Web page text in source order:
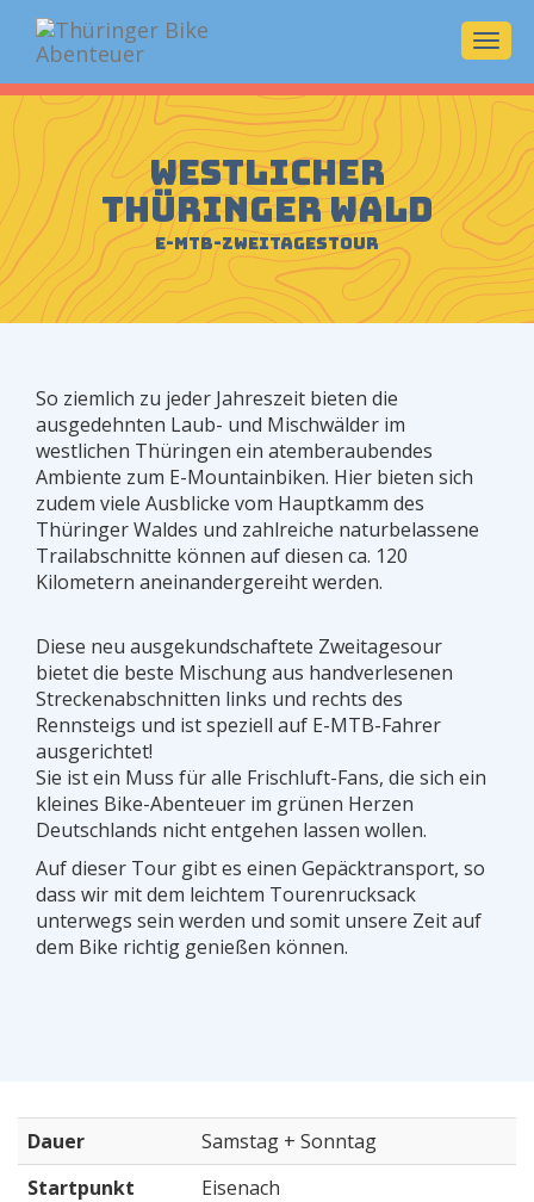
Westlicher
Thüringer Wald
E-MTB-Zweitagestour
So ziemlich zu jeder Jahreszeit bieten die
ausgedehnten Laub- und Mischwälder im
westlichen Thüringen ein atemberaubendes
Ambiente zum E-Mountainbiken. Hier bieten sich
zudem viele Ausblicke vom Hauptkamm des
Thüringer Waldes und zahlreiche naturbelassene
Trailabschnitte können auf diesen ca. 120
Kilometern aneinandergereiht werden.
Diese neu ausgekundschaftete Zweitagesour
bietet die beste Mischung aus handverlesenen
Streckenabschnitten links und rechts des
Rennsteigs und ist speziell auf E-MTB-Fahrer
ausgerichtet!
Sie ist ein Muss für alle Frischluft-Fans, die sich ein
kleines Bike-Abenteuer im grünen Herzen
Deutschlands nicht entgehen lassen wollen.
Auf dieser Tour gibt es einen Gepäcktransport, so
dass wir mit dem leichtem Tourenrucksack
unterwegs sein werden und somit unsere Zeit auf
dem Bike richtig genießen können.
Dauer
Samstag + Sonntag
Startpunkt
Eisenach